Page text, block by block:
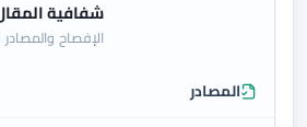
شفافية
الإفصاح والمصادر
المصادر